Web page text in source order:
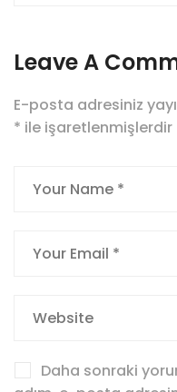
Leave A
E-posta adresiniz
* ile işaretlenmişlerdir
Daha sonraki